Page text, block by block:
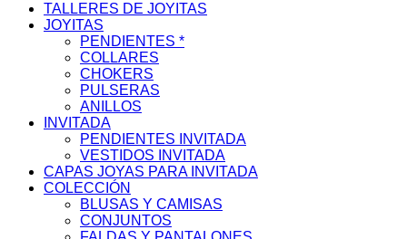
TALLERES DE JOYITAS
JOYITAS
PENDIENTES *
COLLARES
CHOKERS
PULSERAS
ANILLOS
INVITADA
PENDIENTES INVITADA
VESTIDOS INVITADA
CAPAS JOYAS PARA INVITADA
COLECCIÓN
BLUSAS Y CAMISAS
CONJUNTOS